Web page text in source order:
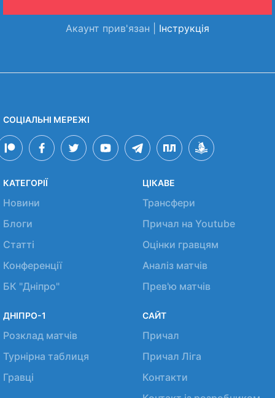
Акаунт прив'язан | Інструкція
СОЦІАЛЬНІ МЕРЕЖІ
КАТЕГОРІЇ
Новини
Блоги
Статті
Конференції
БК "Дніпро"
ЦІКАВЕ
Трансфери
Причал на Youtube
Оцінки гравцям
Аналіз матчів
Прев'ю матчів
ДНІПРО-1
Розклад матчів
Турнірна таблиця
Гравці
САЙТ
Причал
Причал Ліга
Контакти